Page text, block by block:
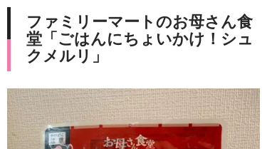
ファミリーマートのお母さん食
堂「ごはんにちょいかけ！シュ
クメルリ」